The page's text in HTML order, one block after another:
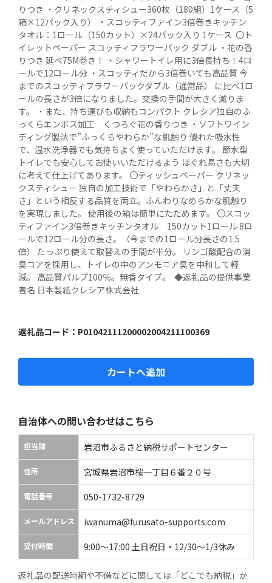
りつき ・クリネックスティシュー360枚（180組）1ケース（5
箱×12パック入り） ・スコッティファイン3倍巻きキッチン
タオル：1ロール（150カット）×24パック入り 1ケース  〇ト
イレットペーパー スコッティフラワーパック ダブル ・花の香
りつき 延べ75M巻き！ ・シャワートイレ用に3倍長持ち！4ロ
ールで12ロール分 ・スコッティだから3倍巻いても高品質 今
までのスコッティフラワーパックダブル（通常品） に比べ1ロ
ールの長さが3倍になりました。交換の手間が大きく減りま
す。 ・また、持ち運びも収納もコンパクト クレシア独自のふ
っくらエンボス加工　くつろぐ花の香りつき ・ソフトワイン
ディング製法で”ふっくらやわらか”な肌触り 優れた吸水性
で、温水洗浄器でも気持ちよく使っていただけます。 節水型
トイレでも安心してお使いいただけるよう ほぐれ易さも大切
に考えて仕上げてあります。 〇ティッシュペーパー クリネッ
クスティシュー 独自の加工技術で「やわらかさ」と「丈夫
さ」という相反する品質を両立。ふんわりなめらかな肌触り
を実現しました。 使用後の箱は簡単にたためます。 〇スコッ
ティファイン3倍巻きキッチンタオル　150カット1ロール 8ロ
ールで12ロール分の長さ。（今までの1ロール分長さの1.5
倍） たっぷり使えて取替えの手間が半分。 リンゴ酸配合の消
臭コアを採用し、トイレの中のアンモニア臭を中和して軽
減。 高品質パルプ100％。無香タイプ。  ◆返礼品の提供事業
者名 日本製紙クレシア株式会社
返礼品コード： P01042111200002004211100369
カートへ追加
自治体への問い合わせはこちら
担当課 岩沼市ふるさと納税サポートセンター
住所 宮城県岩沼市桜一丁目６番２０号
電話番号 050-1732-8729
メールアドレス iwanuma@furusato-supports.com
受付時間 9:00～17:00 土日祝日・12/30～1/3休み
返礼品の配送時期や不備などに関しては「どこでも納税」か